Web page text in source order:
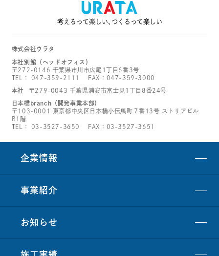
考えるって楽しい､つくるって楽しい
株式会社ウラタ
本社別館（ヘッドオフィス）
〒272-0146 千葉県市川市広尾1丁目6番3号
TEL： 047-359-2111 FAX：047-359-3000
本社 〒279-0043 千葉県浦安市富士見1丁目8番24号
日本橋branch（開発事業本部）
〒103-0001 東京都中央区日本橋小伝馬町７番13号 ストリアビル
B1階
TEL： 03-3527-3650 FAX：03-3527-3651
企業情報
事業紹介
お知らせ